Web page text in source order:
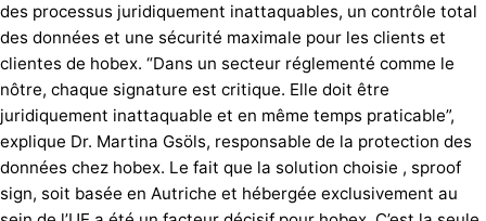
des processus juridiquement inattaquables, un contrôle total
des données et une sécurité maximale pour les clients et
clientes de hobex. “Dans un secteur réglementé comme le
nôtre, chaque signature est critique. Elle doit être
juridiquement inattaquable et en même temps praticable”,
explique Dr. Martina Gsöls, responsable de la protection des
données chez hobex. Le fait que la solution choisie , sproof
sign, soit basée en Autriche et hébergée exclusivement au